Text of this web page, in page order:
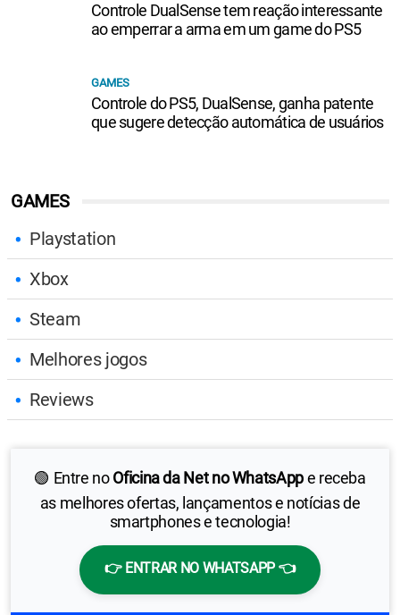
GAMES
Playstation
Xbox
Steam
Melhores jogos
Reviews
🟢 Entre noOficina da Net no WhatsAppe receba
as melhores ofertas, lançamentos e notícias de
smartphones e tecnologia!
👉 ENTRAR NO WHATSAPP 👈
Controle DualSense tem reação interessante
ao emperrar a arma em um game do PS5
GAMES
Controle do PS5, DualSense, ganha patente
que sugere detecção automática de usuários